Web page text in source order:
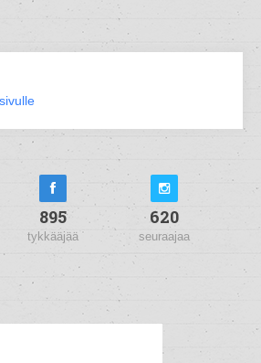
895
tykkääjää
620
seuraajaa